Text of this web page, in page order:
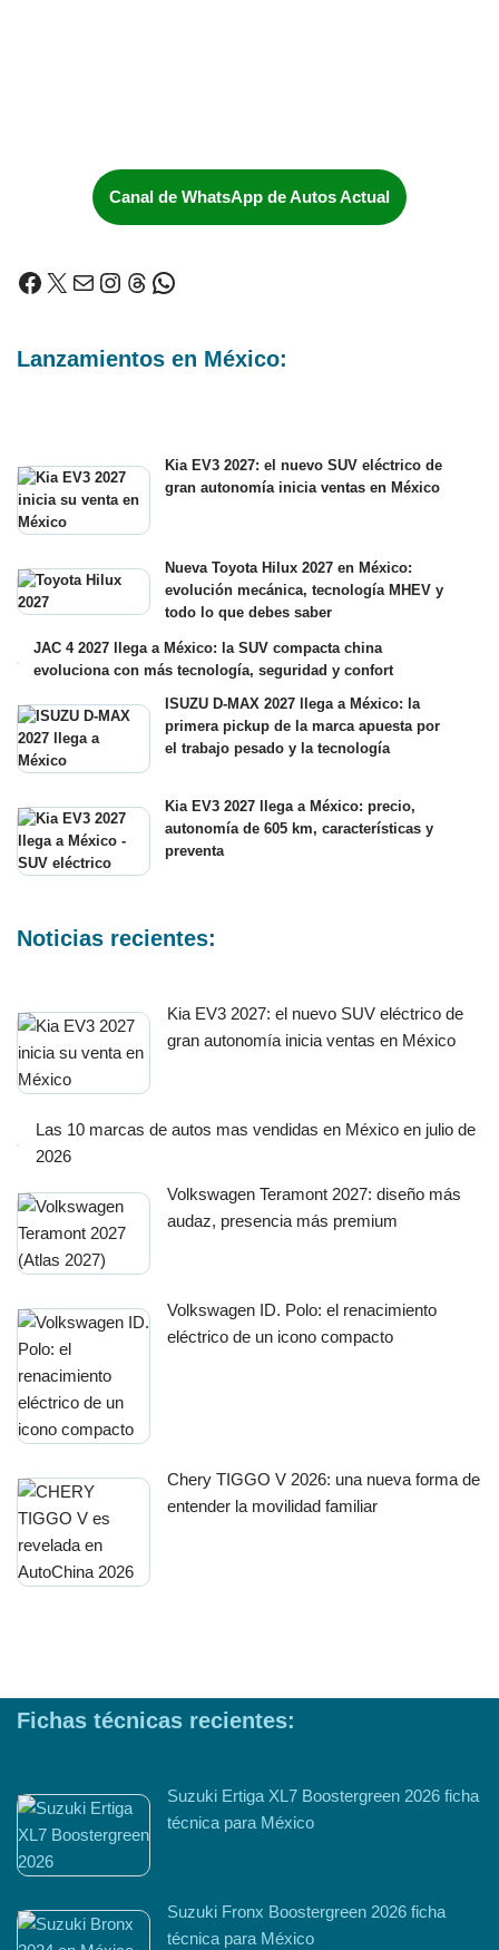
Canal de WhatsApp de Autos Actual
Lanzamientos en México:
Kia EV3 2027: el nuevo SUV eléctrico de
gran autonomía inicia ventas en México
Nueva Toyota Hilux 2027 en México:
evolución mecánica, tecnología MHEV y
todo lo que debes saber
JAC 4 2027 llega a México: la SUV compacta china
evoluciona con más tecnología, seguridad y confort
ISUZU D-MAX 2027 llega a México: la
primera pickup de la marca apuesta por
el trabajo pesado y la tecnología
Kia EV3 2027 llega a México: precio,
autonomía de 605 km, características y
preventa
Noticias recientes:
Kia EV3 2027: el nuevo SUV eléctrico de
gran autonomía inicia ventas en México
Las 10 marcas de autos mas vendidas en México en julio de
2026
Volkswagen Teramont 2027: diseño más
audaz, presencia más premium
Volkswagen ID. Polo: el renacimiento
eléctrico de un icono compacto
Chery TIGGO V 2026: una nueva forma de
entender la movilidad familiar
Fichas técnicas recientes:
Suzuki Ertiga XL7 Boostergreen 2026 ficha
técnica para México
Suzuki Fronx Boostergreen 2026 ficha
técnica para México